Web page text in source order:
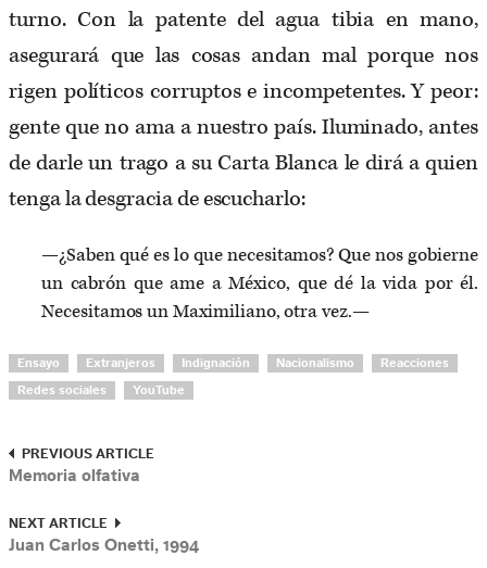
turno. Con la patente del agua tibia en mano,
asegurará que las cosas andan mal porque nos
rigen políticos corruptos e incompetentes. Y peor:
gente que no ama a nuestro país. Iluminado, antes
de darle un trago a su Carta Blanca le dirá a quien
tenga la desgracia de escucharlo:
—¿Saben qué es lo que necesitamos? Que nos gobierne
un cabrón que ame a México, que dé la vida por él.
Necesitamos un Maximiliano, otra vez.—
Ensayo Extranjeros Indignación Nacionalismo Reacciones
Redes sociales YouTube
PREVIOUS ARTICLE
Memoria olfativa
NEXT ARTICLE
Juan Carlos Onetti, 1994